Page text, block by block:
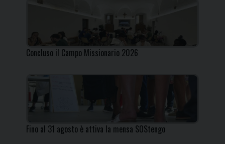
Concluso il Campo Missionario 2026
Fino al 31 agosto è attiva la mensa SOStengo